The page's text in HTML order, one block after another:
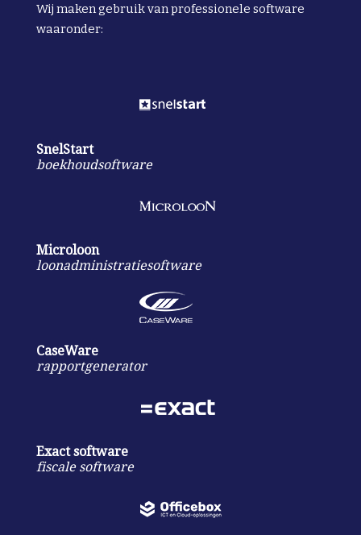
Wij maken gebruik van professionele software
waaronder:
SnelStart
boekhoudsoftware
Microloon
loonadministratiesoftware
CaseWare
rapportgenerator
Exact software
fiscale software